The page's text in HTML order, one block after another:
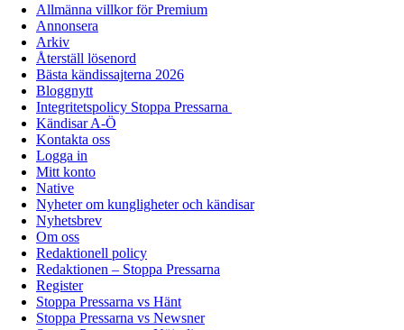
Allmänna villkor för Premium
Annonsera
Arkiv
Återställ lösenord
Bästa kändissajterna 2026
Bloggnytt
Integritetspolicy Stoppa Pressarna
Kändisar A-Ö
Kontakta oss
Logga in
Mitt konto
Native
Nyheter om kungligheter och kändisar
Nyhetsbrev
Om oss
Redaktionell policy
Redaktionen – Stoppa Pressarna
Register
Stoppa Pressarna vs Hänt
Stoppa Pressarna vs Newsner